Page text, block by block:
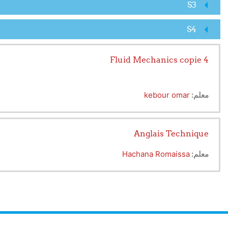
S3
S4
Fluid Mechanics copie 4
معلم: kebour omar
Anglais Technique
معلم: Hachana Romaissa